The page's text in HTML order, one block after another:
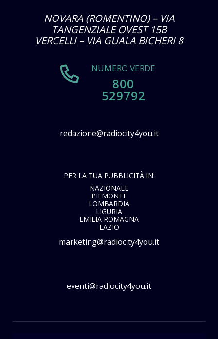
NOVARA (ROMENTINO) – VIA
TANGENZIALE OVEST 15B
VERCELLI – VIA GUALA BICHERI 8
NUMERO VERDE
800
529792
redazione@radiocity4you.it
PER LA TUA PUBBLICITÀ IN:
NAZIONALE
PIEMONTE
LOMBARDIA
LIGURIA
EMILIA ROMAGNA
LAZIO
marketing@radiocity4you.it
eventi@radiocity4you.it